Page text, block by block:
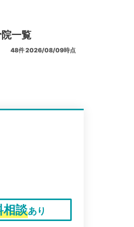
一覧
48件2026/08/09時点
相談あり